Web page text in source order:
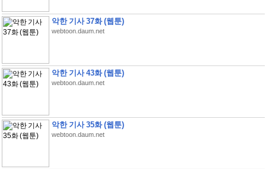
악한 기사 37화 (웹툰)
webtoon.daum.net
악한 기사 43화 (웹툰)
webtoon.daum.net
악한 기사 35화 (웹툰)
webtoon.daum.net